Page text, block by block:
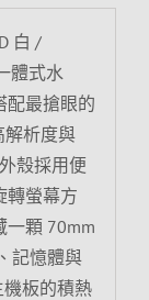
白 /
體式水
配最搶眼的
解析度與
殼採用便
轉螢幕方
一顆 70mm
記憶體與
機板的積熱